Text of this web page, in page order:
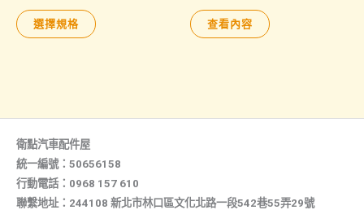
選擇規格
種
式。
可
在
查看內容
衛點汽車配件屋
統一編號：50656158
行動電話：0968 157 610
聯繫地址：244108 新北市林口區文化北路一段542巷55弄29號